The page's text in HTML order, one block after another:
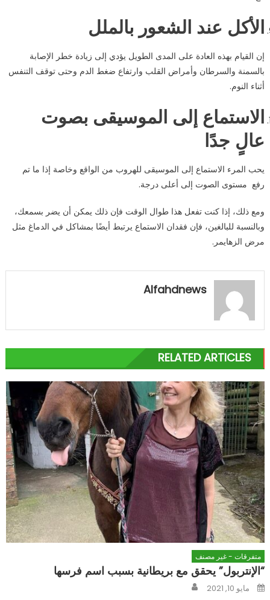
الأكل عند الشعور بالملل
إن القيام بهذه العادة على المدى الطويل يؤدي إلى زيادة خطر الإصابة
بالسمنة والسرطان وأمراض القلب وارتفاع ضغط الدم وحتى توقف التنفس
أثناء النوم.
الاستماع إلى الموسيقى بصوت
عالٍ جدًا
يحب المرء الاستماع إلى الموسيقى للهروب من الواقع وخاصة إذا ما تم
رفع مستوى الصوت إلى أعلى درجة.
ومع ذلك، إذا كنت تفعل هذا طوال الوقت فإن ذلك يمكن أن يضر بسمعك،
وبالنسبة للبالغين، فإن فقدان الاستماع يرتبط أيضًا بمشاكل في الدماغ مثل
مرض الزهايمر.
Alfahdnews
RELATED ARTICLES
متفرقات - غير مصنف
“الإنتربول” يحقق مع بريطانية بسبب اسم فرسها
Posted
onمايو 10, 2021